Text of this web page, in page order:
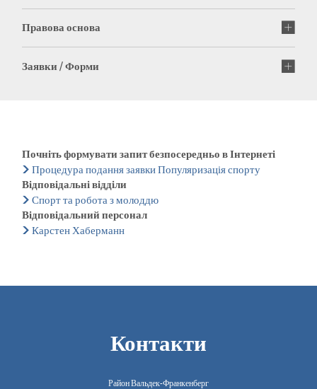
Правова основа
Заявки / Форми
Почніть формувати запит безпосередньо в Інтернеті
Процедура подання заявки Популяризація спорту
Відповідальні відділи
Спорт та робота з молоддю
Відповідальний персонал
Карстен Хаберманн
Контакти
Район Вальдек-Франкенберг